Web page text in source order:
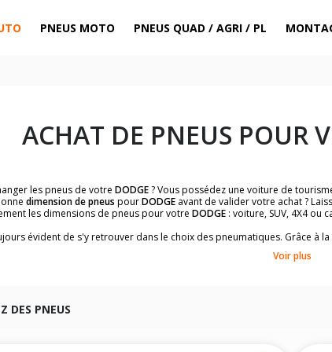
PNEUS MOTO PNEUS QUAD / AGRI / PL
ACHAT DE PNEUS POUR
les pneus de votre DODGE? Vous possédez une voiture de
dimension de pneus pourDODGE avant de valider votre achat ?
les dimensions de pneus pour votre DODGE : voiture, SUV, 4X4 ou
évident de s'y retrouver dans le choix des pneumatiques. Grâce à
pas comment trouver les dimensions de vos pneus ? Ces informations
rapidement.
Voir plus
DES PNEUS